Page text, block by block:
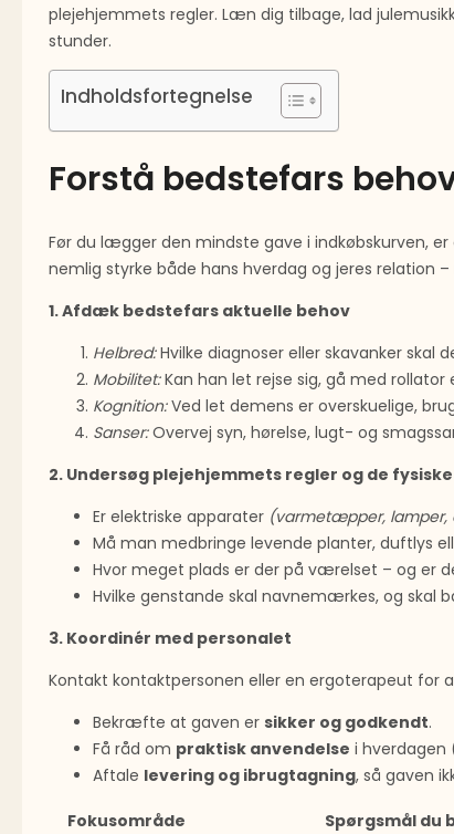
plejehjemmets regler. Læn dig tilbage, lad
stunder.
Indholdsfortegnelse
Forstå bedstefars
Før du lægger den mindste gave i indkøbskurven,
nemlig styrke både hans hverdag og jeres relation
1. Afdæk bedstefars aktuelle behov
Helbred:Hvilke diagnoser eller skavanker skal
Mobilitet:Kan han let rejse sig, gå med
Kognition:Ved let demens er overskuelige,
Sanser:Overvej syn, hørelse, lugt- og
2. Undersøg plejehjemmets regler og de
Er elektriske apparater (varmetæpper, lamper,
Må man medbringe levende planter, duftlys
Hvor meget plads er der på værelset – og er
Hvilke genstande skal navnemærkes, og skal
3. Koordinér med personalet
Kontakt kontaktpersonen eller en ergoterapeut for
Bekræfte at gaven er sikker og godkendt.
Få råd om praktisk anvendelse i hverdagen
Aftale levering og ibrugtagning, så gaven
Fokusområde
Spørgsmål du